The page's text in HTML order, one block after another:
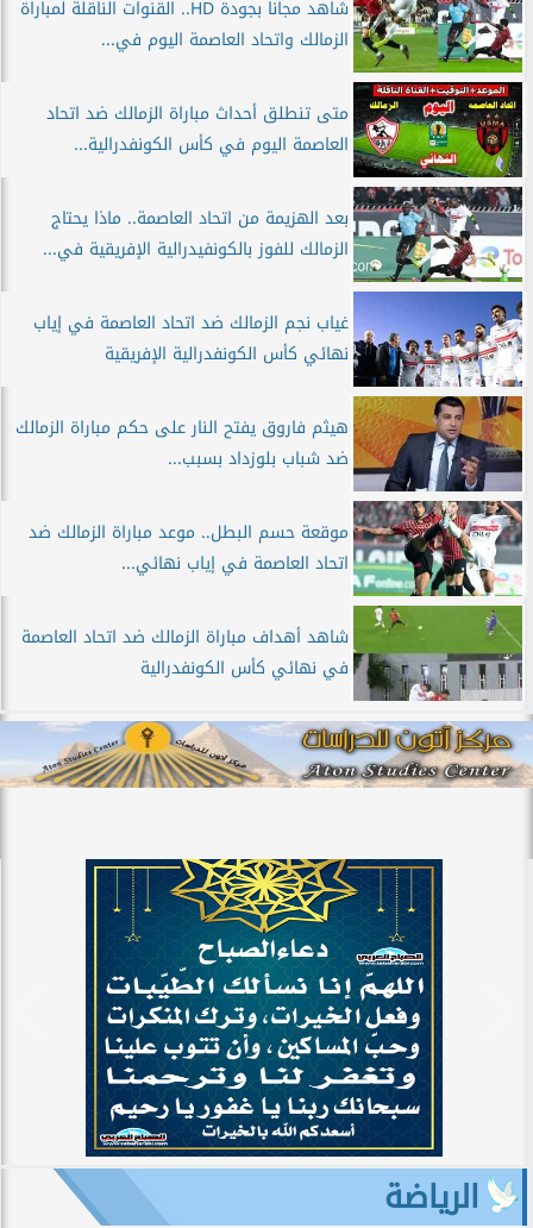
شاهد مجاناً بجودة HD.. القنوات الناقلة لمباراة
الزمالك واتحاد العاصمة اليوم في...
متى تنطلق أحداث مباراة الزمالك ضد اتحاد
العاصمة اليوم في كأس الكونفدرالية...
بعد الهزيمة من اتحاد العاصمة.. ماذا يحتاج
الزمالك للفوز بالكونفيدرالية الإفريقية في...
غياب نجم الزمالك ضد اتحاد العاصمة في إياب
نهائي كأس الكونفدرالية الإفريقية
هيثم فاروق يفتح النار على حكم مباراة الزمالك
ضد شباب بلوزداد بسبب...
موقعة حسم البطل.. موعد مباراة الزمالك ضد
اتحاد العاصمة في إياب نهائي...
شاهد أهداف مباراة الزمالك ضد اتحاد العاصمة
في نهائي كأس الكونفدرالية
الرياضة